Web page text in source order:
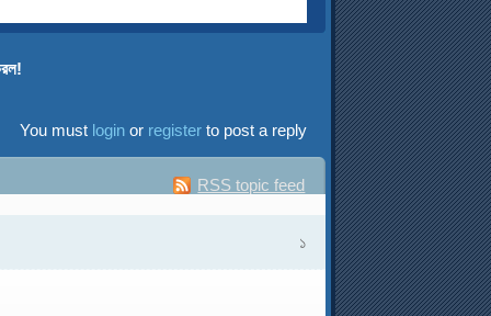
You must loginor registerto post a reply
RSS topic feed
১